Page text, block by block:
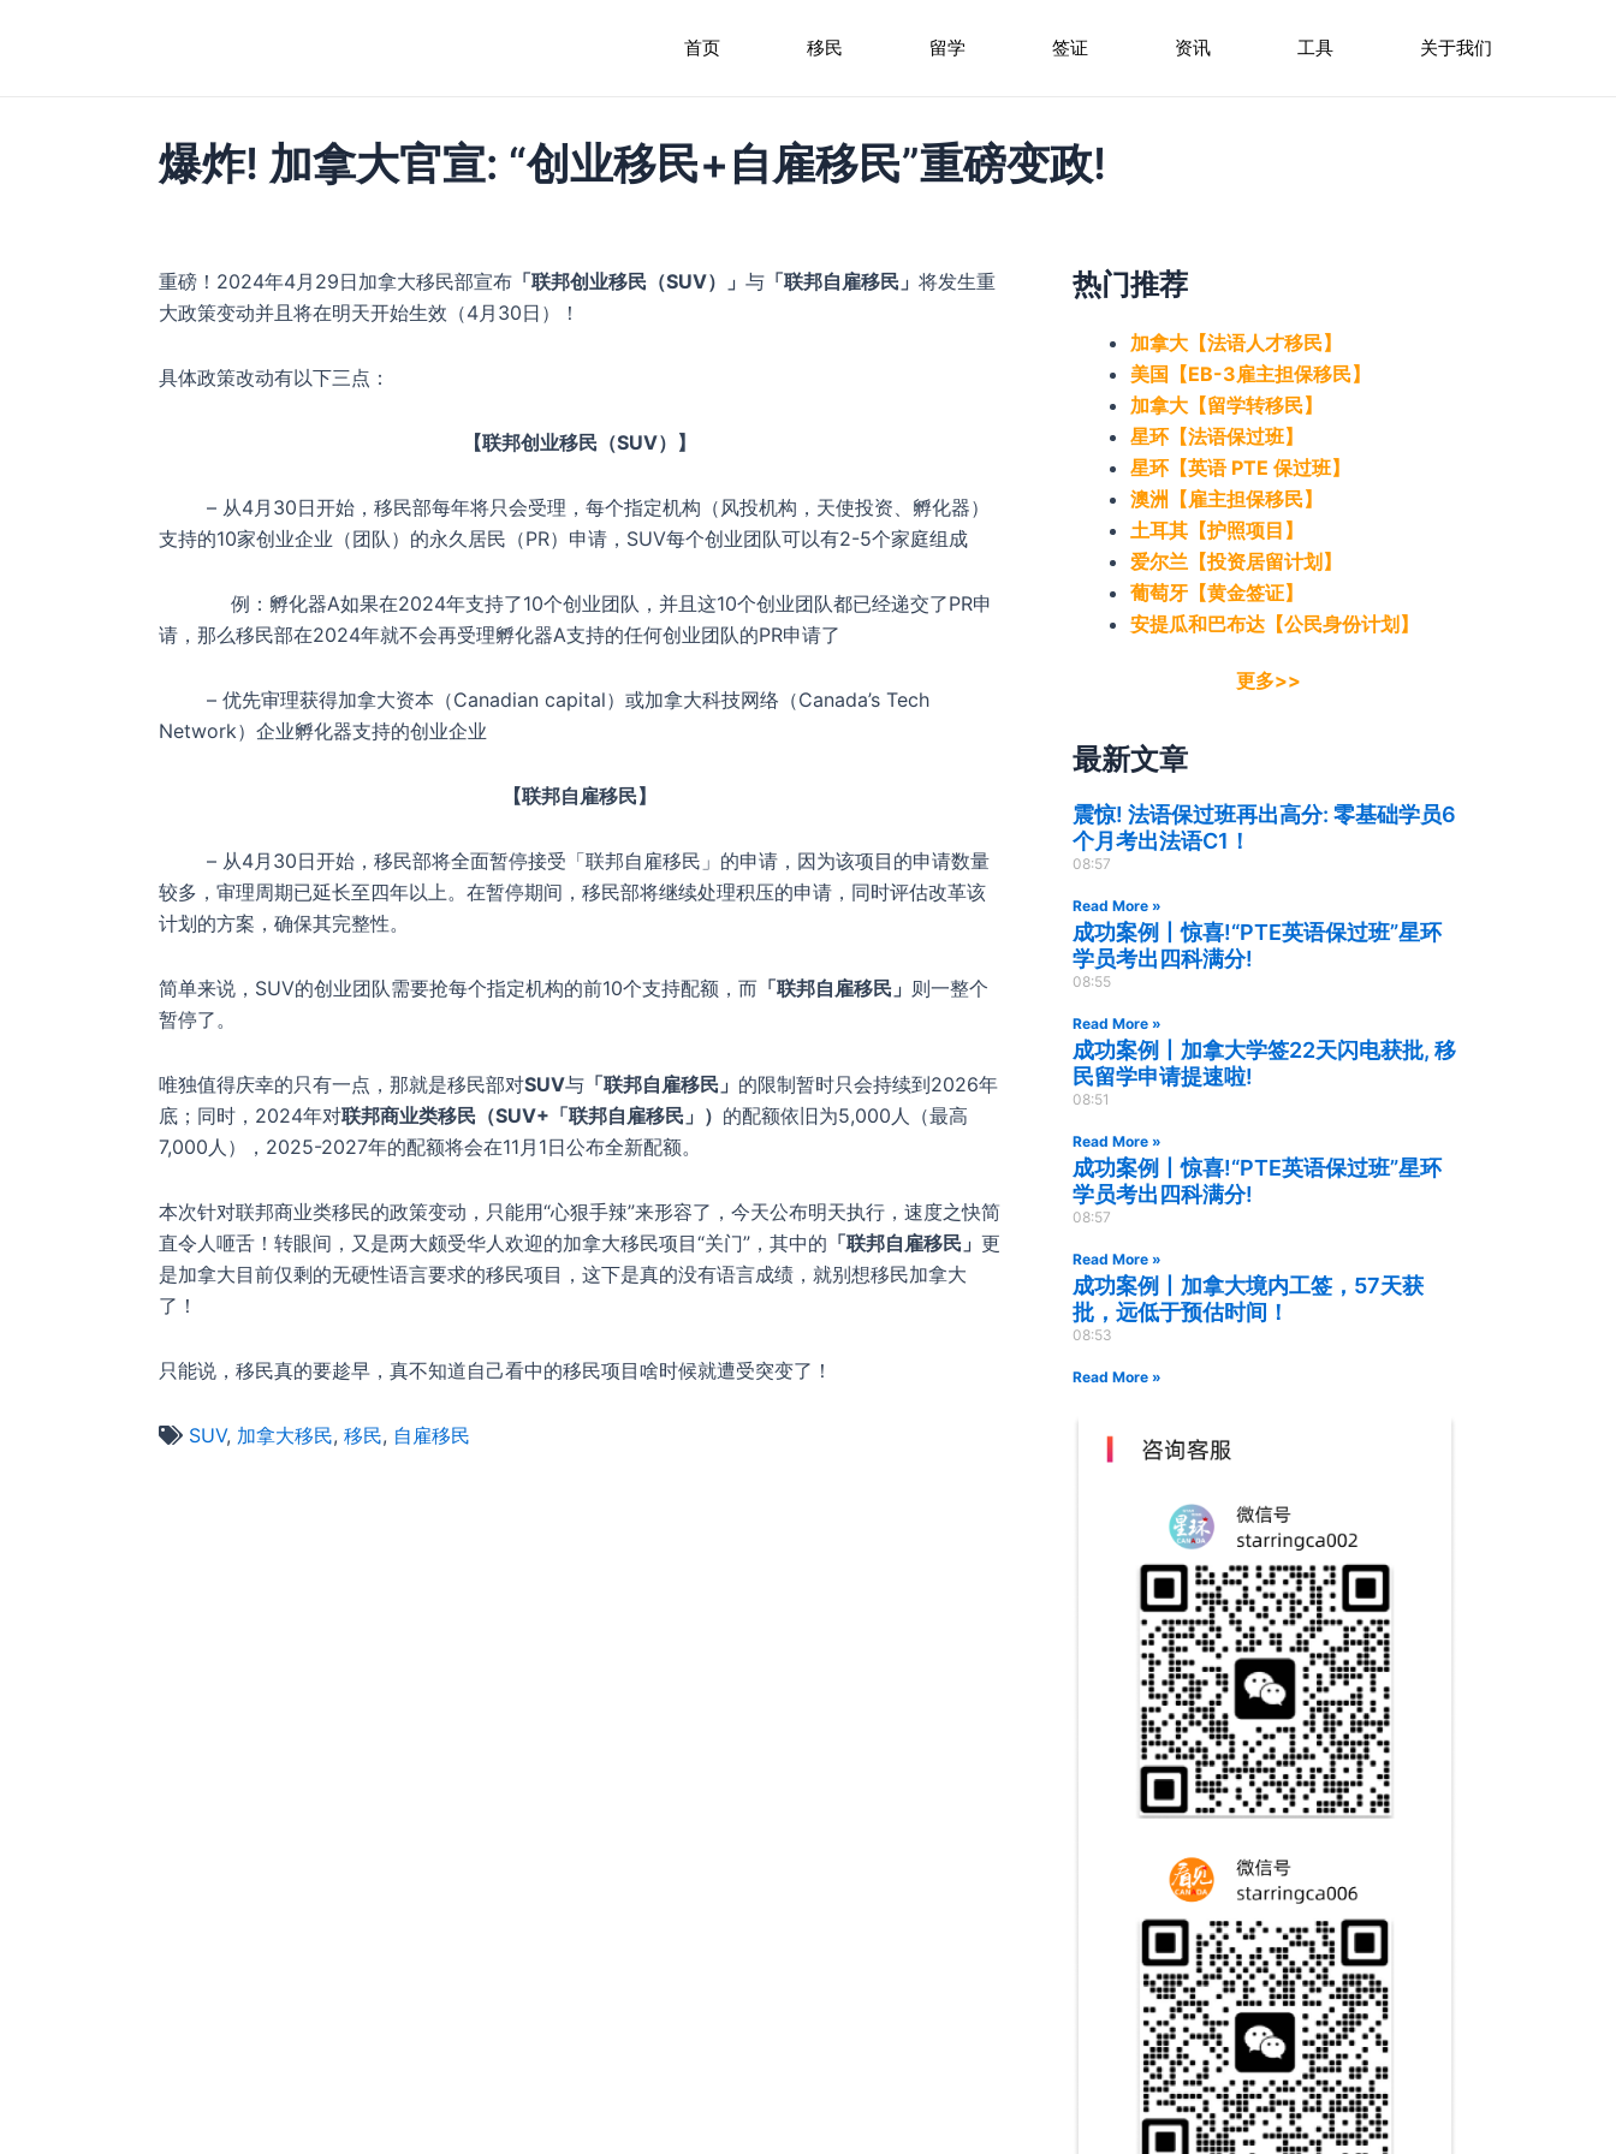
首页 移民 留学 签证 资讯 工具 关于我们
爆炸! 加拿大官宣: “创业移民+自雇移民”重磅变政!
重磅！2024年4月29日加拿大移民部宣布 「联邦创业移民（SUV）」 与 「联邦自雇移民」 将发生重
大政策变动并且将在明天开始生效（4月30日）！
具体政策改动有以下三点：
【联邦创业移民（SUV）】
– 从4月30日开始，移民部每年将只会受理，每个指定机构（风投机构，天使投资、孵化器）
支持的10家创业企业（团队）的永久居民（PR）申请，SUV每个创业团队可以有2-5个家庭组成
例：孵化器A如果在2024年支持了10个创业团队，并且这10个创业团队都已经递交了PR申
请，那么移民部在2024年就不会再受理孵化器A支持的任何创业团队的PR申请了
– 优先审理获得加拿大资本（Canadian capital）或加拿大科技网络（Canada’s Tech
Network）企业孵化器支持的创业企业
【联邦自雇移民】
– 从4月30日开始，移民部将全面暂停接受「联邦自雇移民」的申请，因为该项目的申请数量
较多，审理周期已延长至四年以上。在暂停期间，移民部将继续处理积压的申请，同时评估改革该
计划的方案，确保其完整性。
简单来说，SUV的创业团队需要抢每个指定机构的前10个支持配额，而 「联邦自雇移民」 则一整个
暂停了。
唯独值得庆幸的只有一点，那就是移民部对SUV与 「联邦自雇移民」 的限制暂时只会持续到2026年
底；同时，2024年对联邦商业类移民（SUV+「联邦自雇移民」） 的配额依旧为5,000人（最高
7,000人），2025-2027年的配额将会在11月1日公布全新配额。
本次针对联邦商业类移民的政策变动，只能用“心狠手辣”来形容了，今天公布明天执行，速度之快简
直令人咂舌！转眼间，又是两大颇受华人欢迎的加拿大移民项目“关门”，其中的 「联邦自雇移民」 更
是加拿大目前仅剩的无硬性语言要求的移民项目，这下是真的没有语言成绩，就别想移民加拿大
了！
只能说，移民真的要趁早，真不知道自己看中的移民项目啥时候就遭受突变了！
SUV, 加拿大移民, 移民, 自雇移民
热门推荐
加拿大【法语人才移民】
美国【EB-3雇主担保移民】
加拿大【留学转移民】
星环【法语保过班】
星环【英语 PTE 保过班】
澳洲【雇主担保移民】
土耳其【护照项目】
爱尔兰【投资居留计划】
葡萄牙【黄金签证】
安提瓜和巴布达【公民身份计划】
更多>>
最新文章
震惊! 法语保过班再出高分: 零基础学员6
个月考出法语C1！
08:57
Read More »
成功案例丨惊喜!“PTE英语保过班”星环
学员考出四科满分!
08:55
Read More »
成功案例丨加拿大学签22天闪电获批, 移
民留学申请提速啦!
08:51
Read More »
成功案例丨惊喜!“PTE英语保过班”星环
学员考出四科满分!
08:57
Read More »
成功案例丨加拿大境内工签，57天获
批，远低于预估时间！
08:53
Read More »